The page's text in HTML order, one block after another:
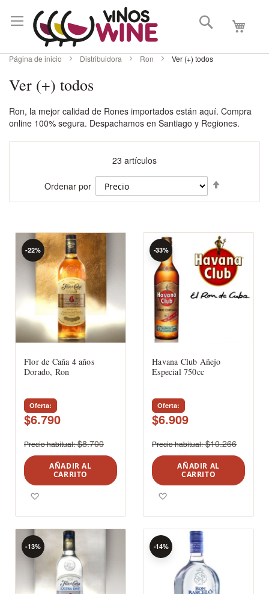
Mi
Buscar
Página de inicio Distribuidora Ron Ver (+) todos
Ver (+) todos
Ron, la mejor calidad de Rones importados están aquí. Compra
online 100% segura. Despachamos en Santiago y Regiones.
23 artículos
Ordenar por
Flor de Caña 4 años
Dorado, Ron
Oferta
$6.790
-22%
Precio habitual $8.700
AÑADIR AL
CARRITO
Havana Club Añejo
Especial 750cc
Oferta
$6.909
-33%
Precio habitual $10.266
AÑADIR AL
CARRITO
-13% -14%